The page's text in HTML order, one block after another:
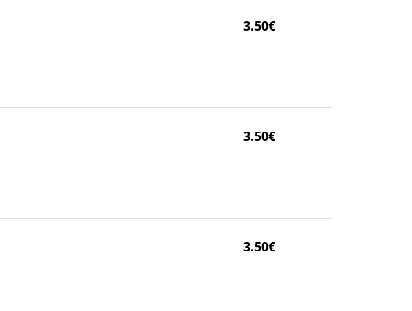
3.50€
3.50€
3.50€